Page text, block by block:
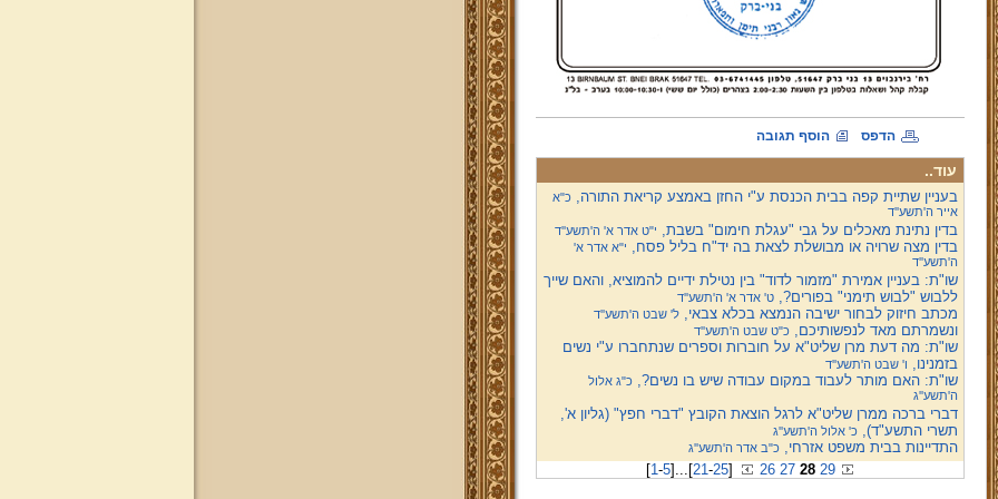
הדפס הוסף תגובה
עוד..
בעניין שתיית קפה בבית הכנסת ע"י החזן באמצע קריאת התורה,כ"א
אייר ה'תשע''ד
בדין נתינת מאכלים על גבי "עגלת חימום" בשבת, י"ט אדר א' ה'תשע''ד
בדין מצה שרויה או מבושלת לצאת בה יד"ח בליל פסח, י"א אדר א'
ה'תשע''ד
שו"ת: בעניין אמירת "מזמור לדוד" בין נטילת ידיים להמוציא, והאם שייך
ללבוש "לבוש תימני" בפורים?,ט' אדר א' ה'תשע''ד
מכתב חיזוק לבחור ישיבה הנמצא בכלא צבאי,ל' שבט ה'תשע''ד
ונשמרתם מאד לנפשותיכם,כ"ט שבט ה'תשע''ד
שו"ת: מה דעת מרן שליט"א על חוברות וספרים שנתחברו ע"י נשים
בזמנינו, ו' שבט ה'תשע''ד
שו"ת: האם מותר לעבוד במקום עבודה שיש בו נשים?,כ"ג אלול
ה'תשע''ג
דברי ברכה ממרן שליט"א לרגל הוצאת הקובץ "דברי חפץ" (גליון א',
תשרי התשע"ד),כ' אלול ה'תשע''ג
התדיינות בבית משפט אזרחי,כ"ב אדר ה'תשע''ג
[1-5] ... [21-25] 26 27 28 29